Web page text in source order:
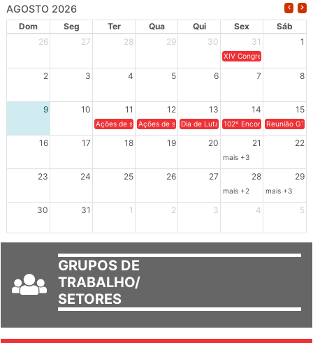
AGOSTO 2026
Dom Seg Ter Qua Qui Sex
Sáb
26
27 28 29 30 31 1
XIV Congresso Brasileiro
2 3 4 5 6 7 8
9 10 11 12 13 14 15
Ações de solidariedade a Cuba no Rio Grande do Sul - 100
Ações de solidariedade a Cuba no Rio Grande do
Dia de Luta em Defesa de Cuba e da
102º Encontro da
Reunião
16 17 18 19 20 21 22
mais +3
23 24 25 26 27 28 29
mais +2 mais +3
30 31 1 2 3 4 5
GRUPOS DE
TRABALHO/
SETORES